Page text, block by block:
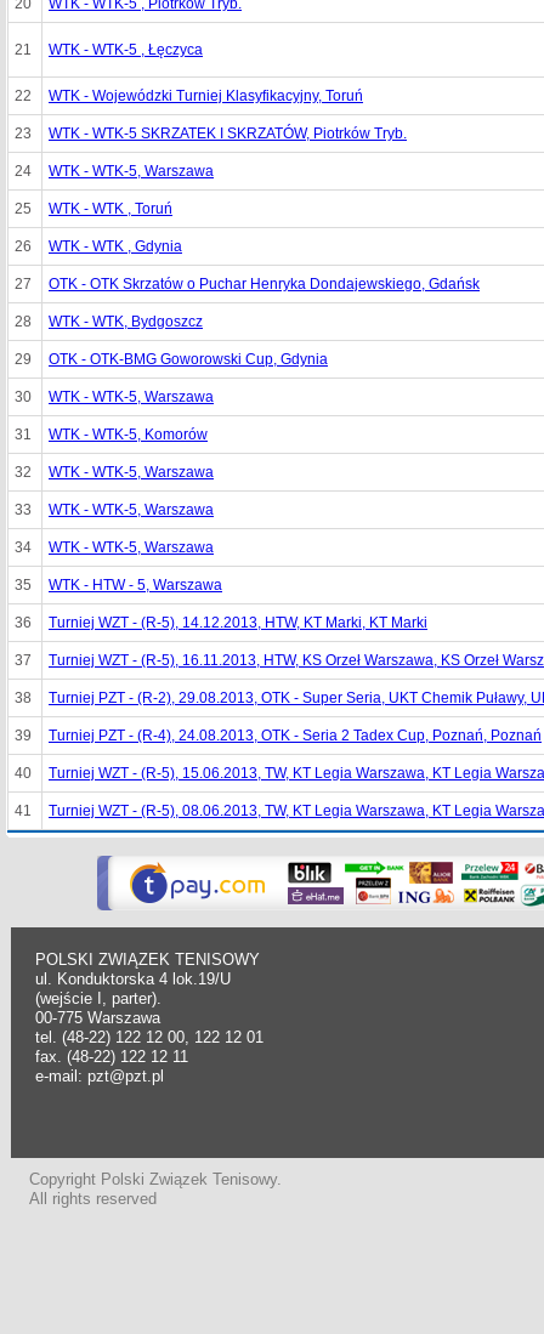
20 WTK - WTK-5 , Piotrków Tryb.
21 WTK - WTK-5 , Łęczyca
22 WTK - Wojewódzki Turniej Klasyfikacyjny, Toruń
23 WTK - WTK-5 SKRZATEK I SKRZATÓW, Piotrków Tryb.
24 WTK - WTK-5, Warszawa
25 WTK - WTK , Toruń
26 WTK - WTK , Gdynia
27 OTK - OTK Skrzatów o Puchar Henryka Dondajewskiego, Gdańsk
28 WTK - WTK, Bydgoszcz
29 OTK - OTK-BMG Goworowski Cup, Gdynia
30 WTK - WTK-5, Warszawa
31 WTK - WTK-5, Komorów
32 WTK - WTK-5, Warszawa
33 WTK - WTK-5, Warszawa
34 WTK - WTK-5, Warszawa
35 WTK - HTW - 5, Warszawa
36 Turniej WZT - (R-5), 14.12.2013, HTW, KT Marki, KT Marki
37 Turniej WZT - (R-5), 16.11.2013, HTW, KS Orzeł Warszawa, KS Orzeł
38 Turniej PZT - (R-2), 29.08.2013, OTK - Super Seria, UKT Chemik Puławy,
39 Turniej PZT - (R-4), 24.08.2013, OTK - Seria 2 Tadex Cup, Poznań, Poznań
40 Turniej WZT - (R-5), 15.06.2013, TW, KT Legia Warszawa, KT Legia
41 Turniej WZT - (R-5), 08.06.2013, TW, KT Legia Warszawa, KT Legia
POLSKI ZWIĄZEK TENISOWY
ul. Konduktorska 4 lok.19/U
(wejście I, parter).
00-775 Warszawa
tel. (48-22) 122 12 00, 122 12 01
fax. (48-22) 122 12 11
e-mail: pzt@pzt.pl
Copyright Polski Związek Tenisowy.
All rights reserved